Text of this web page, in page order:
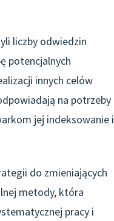
liczby odwiedzin
potencjalnych
innych celów
na potrzeby
jej indeksowanie i
do zmieniających
metody, która
pracy i